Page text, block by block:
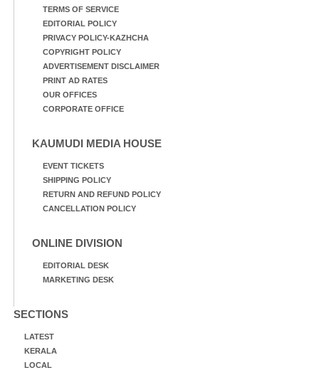
TERMS OF SERVICE
EDITORIAL POLICY
PRIVACY POLICY-KAZHCHA
COPYRIGHT POLICY
ADVERTISEMENT DISCLAIMER
PRINT AD RATES
OUR OFFICES
CORPORATE OFFICE
KAUMUDI MEDIA HOUSE
EVENT TICKETS
SHIPPING POLICY
RETURN AND REFUND POLICY
CANCELLATION POLICY
ONLINE DIVISION
EDITORIAL DESK
MARKETING DESK
SECTIONS
LATEST
KERALA
LOCAL